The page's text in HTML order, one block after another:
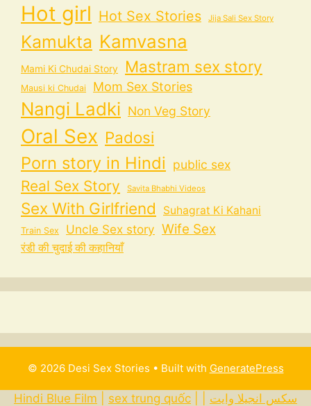
Hot girl Hot Sex Stories Jija Sali Sex Story
Kamukta Kamvasna
Mami Ki Chudai Story Mastram sex story
Mausi ki Chudai Mom Sex Stories
Nangi Ladki Non Veg Story
Oral Sex Padosi
Porn story in Hindi public sex
Real Sex Story Savita Bhabhi Videos
Sex With Girlfriend Suhagrat Ki Kahani
Train Sex Uncle Sex story Wife Sex
रंडी की चुदाई की कहानियाँ
© 2026 Desi Sex Stories • Built with GeneratePress
Hindi Blue Film sex trung quốc سكس انجيلا وايت